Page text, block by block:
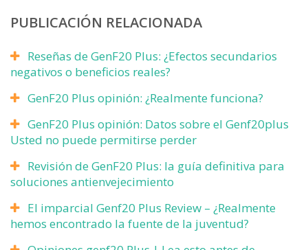
PUBLICACIÓN RELACIONADA
Reseñas de GenF20 Plus: ¿Efectos secundarios
negativos o beneficios reales?
GenF20 Plus opinión: ¿Realmente funciona?
GenF20 Plus opinión: Datos sobre el Genf20plus
Usted no puede permitirse perder
Revisión de GenF20 Plus: la guía definitiva para
soluciones antienvejecimiento
El imparcial Genf20 Plus Review – ¿Realmente
hemos encontrado la fuente de la juventud?